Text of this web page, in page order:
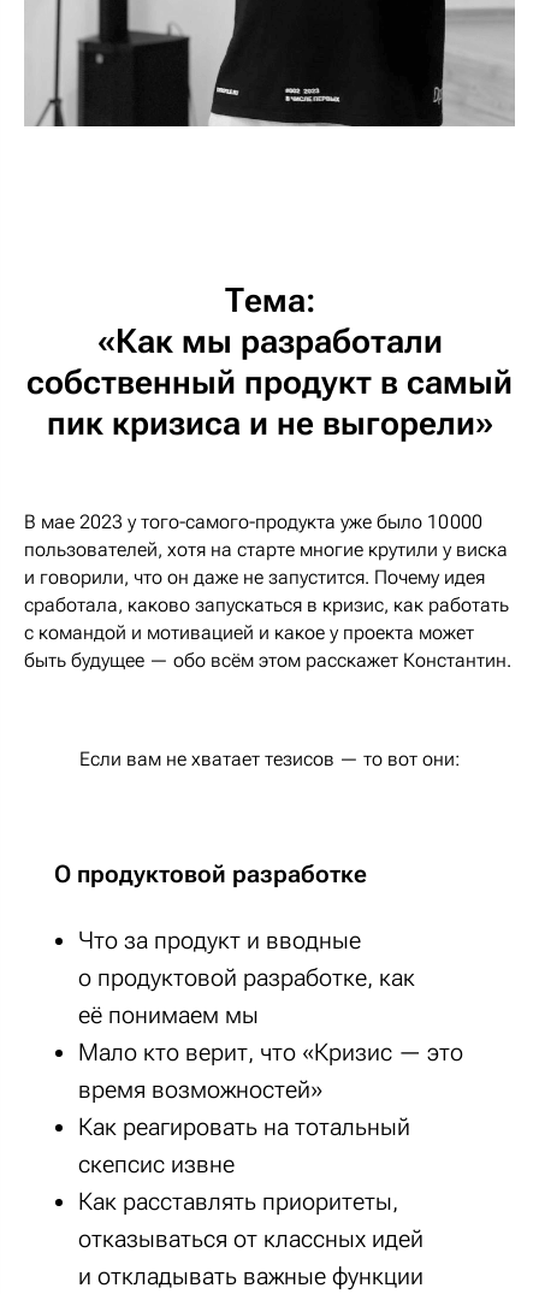
Тема:
«Как мы разработали
собственный продукт в самый
пик кризиса и не выгорели»
В мае 2023 у того-самого-продукта уже было 10 000
пользователей, хотя на старте многие крутили у виска
и говорили, что он даже не запустится. Почему идея
сработала, каково запускаться в кризис, как работать
с командой и мотивацией и какое у проекта может
быть будущее — обо всём этом расскажет Константин.
Если вам не хватает тезисов — то вот они:
О продуктовой разработке
Что за продукт и вводные
о продуктовой разработке, как
её понимаем мы
Мало кто верит, что «Кризис — это
время возможностей»
Как реагировать на тотальный
скепсис извне
Как расставлять приоритеты,
отказываться от классных идей
и откладывать важные функции